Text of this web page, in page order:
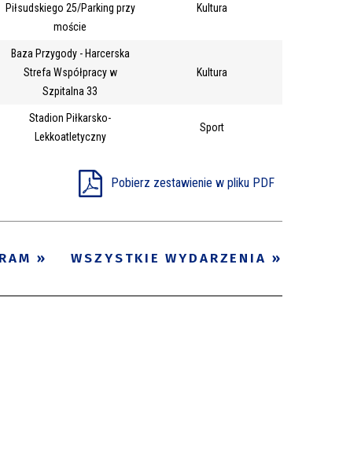
Promowane
Piłsudskiego 25/Parking przy
moście
Kultura
Baza Przygody - Harcerska
Strefa Współpracy w
Szpitalna 33
Kultura
Stadion Piłkarsko-
Lekkoatletyczny
Sport
Pobierz zestawienie w pliku PDF
WSZYSTKIE WYDARZENIA